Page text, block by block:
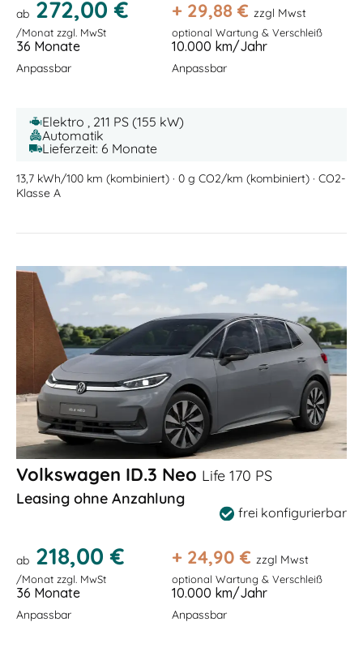
ab 272,00 €
/Monat zzgl. MwSt
+ 29,88 € zzgl Mwst
optional Wartung & Verschleiß
36 Monate
Anpassbar
10.000 km/Jahr
Anpassbar
Elektro , 211 PS (155 kW)
Automatik
Lieferzeit: 6 Monate
13,7 kWh/100 km (kombiniert) · 0 g CO2/km (kombiniert) · CO2-
Klasse A
Volkswagen ID.3 Neo Life 170 PS
Leasing ohne Anzahlung
frei konfigurierbar
ab 218,00 €
/Monat zzgl. MwSt
+ 24,90 € zzgl Mwst
optional Wartung & Verschleiß
36 Monate
Anpassbar
10.000 km/Jahr
Anpassbar